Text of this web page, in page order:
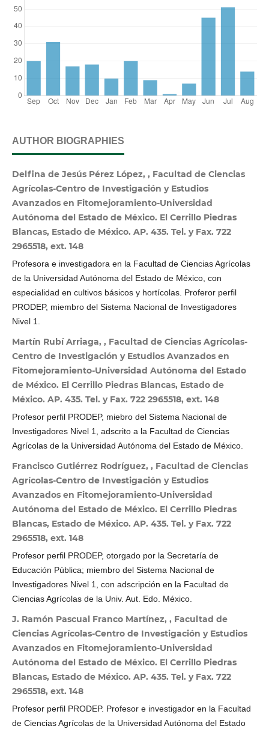
AUTHOR BIOGRAPHIES
Delfina de Jesús Pérez López, , Facultad de Ciencias
Agrícolas-Centro de Investigación y Estudios
Avanzados en Fitomejoramiento-Universidad
Autónoma del Estado de México. El Cerrillo Piedras
Blancas, Estado de México. AP. 435. Tel. y Fax. 722
2965518, ext. 148
Profesora e investigadora en la Facultad de Ciencias Agrícolas
de la Universidad Autónoma del Estado de México, con
especialidad en cultivos básicos y hortícolas. Proferor perfil
PRODEP, miembro del Sistema Nacional de Investigadores
Nivel 1.
Martín Rubí Arriaga, , Facultad de Ciencias Agrícolas-
Centro de Investigación y Estudios Avanzados en
Fitomejoramiento-Universidad Autónoma del Estado
de México. El Cerrillo Piedras Blancas, Estado de
México. AP. 435. Tel. y Fax. 722 2965518, ext. 148
Profesor perfil PRODEP, miebro del Sistema Nacional de
Investigadores Nivel 1, adscrito a la Facultad de Ciencias
Agrícolas de la Universidad Autónoma del Estado de México.
Francisco Gutiérrez Rodríguez, , Facultad de Ciencias
Agrícolas-Centro de Investigación y Estudios
Avanzados en Fitomejoramiento-Universidad
Autónoma del Estado de México. El Cerrillo Piedras
Blancas, Estado de México. AP. 435. Tel. y Fax. 722
2965518, ext. 148
Profesor perfil PRODEP, otorgado por la Secretaría de
Educación Pública; miembro del Sistema Nacional de
Investigadores Nivel 1, con adscripción en la Facultad de
Ciencias Agrícolas de la Univ. Aut. Edo. México.
J. Ramón Pascual Franco Martínez, , Facultad de
Ciencias Agrícolas-Centro de Investigación y Estudios
Avanzados en Fitomejoramiento-Universidad
Autónoma del Estado de México. El Cerrillo Piedras
Blancas, Estado de México. AP. 435. Tel. y Fax. 722
2965518, ext. 148
Profesor perfil PRODEP. Profesor e investigador en la Facultad
de Ciencias Agrícolas de la Universidad Autónoma del Estado